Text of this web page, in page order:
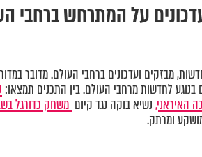
על המתרחש ברחבי
מבזקים ועדכונים ברחבי העולם. מדובר
לחדשות מרחבי העולם. בין התכנים תמצאו:
האיראני,נשיא בוקה נגד קיום משחק כדורגל
מושקע ומרתק.